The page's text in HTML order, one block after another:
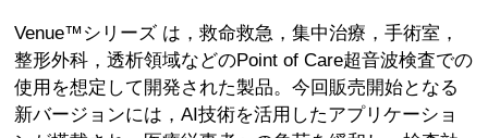
Venue™シリーズ は，救命救急，集中治療，手術室，
整形外科，透析領域などのPoint of Care超音波検査での
使用を想定して開発された製品。今回販売開始となる
新バージョンには，AI技術を活用したアプリケーショ